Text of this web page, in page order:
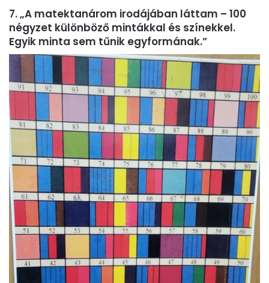
7. „A matektanárom irodájában láttam – 100
négyzet különböző mintákkal és színekkel.
Egyik minta sem tűnik egyformának.”